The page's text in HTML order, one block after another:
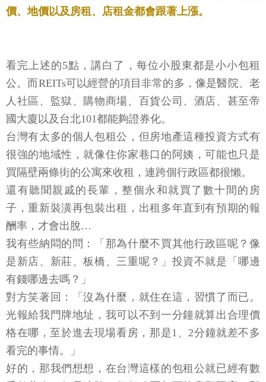
價、地價以及房租、店租金都會跟著上漲。
看完上述的5點，講白了，每位小股東都是小小包租
公。而REITs可以經營的項目非常的多，像是醫院、老
人社區、監獄、購物商場、百貨公司、酒店、甚至帝
國大廈以及台北101都能夠證券化。
台灣有太多的個人包租公，但房地產這種投資方式有
很強的地域性，就像住你家巷口的阿姨，可能也只是
買隔壁兩條街的公寓來收租，連跨個行政區都很懶。
還有聽聞親戚的長輩，整個永和就買了數十間的房
子，重新裝潢再包裝出租，出租多年直到有預期的報
酬率，才會出脫…
我有些納悶的問：「那為什麼不買其他行政區呢？像
是新店、新莊、板橋、三重呢？」投資不就是「哪邊
有錢哪邊去嗎？」
對方笑著回：「沒為什麼，就住在這，習慣了而已。
光報給我門牌地址，我可以不到一分鐘就算出合理價
格在哪，至於進去現場看房，那是1、2分鐘就差不多
看完的事情。」
好的，那我們想想，在台灣這樣的包租公就已經有數